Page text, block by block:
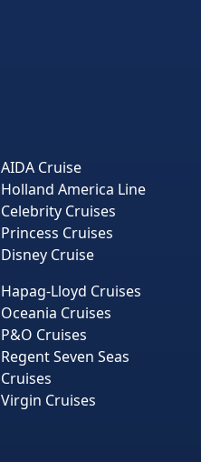
AIDA Cruise
Holland America Line
Celebrity Cruises
Princess Cruises
Disney Cruise
Hapag-Lloyd Cruises
Oceania Cruises
P&O Cruises
Regent Seven Seas
Cruises
Virgin Cruises